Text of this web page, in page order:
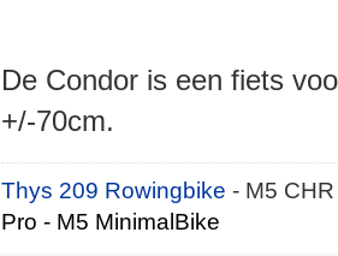
De Condor is een fiets
+/-70cm.
Thys 209 Rowingbike- M5
Pro - M5 MinimalBike